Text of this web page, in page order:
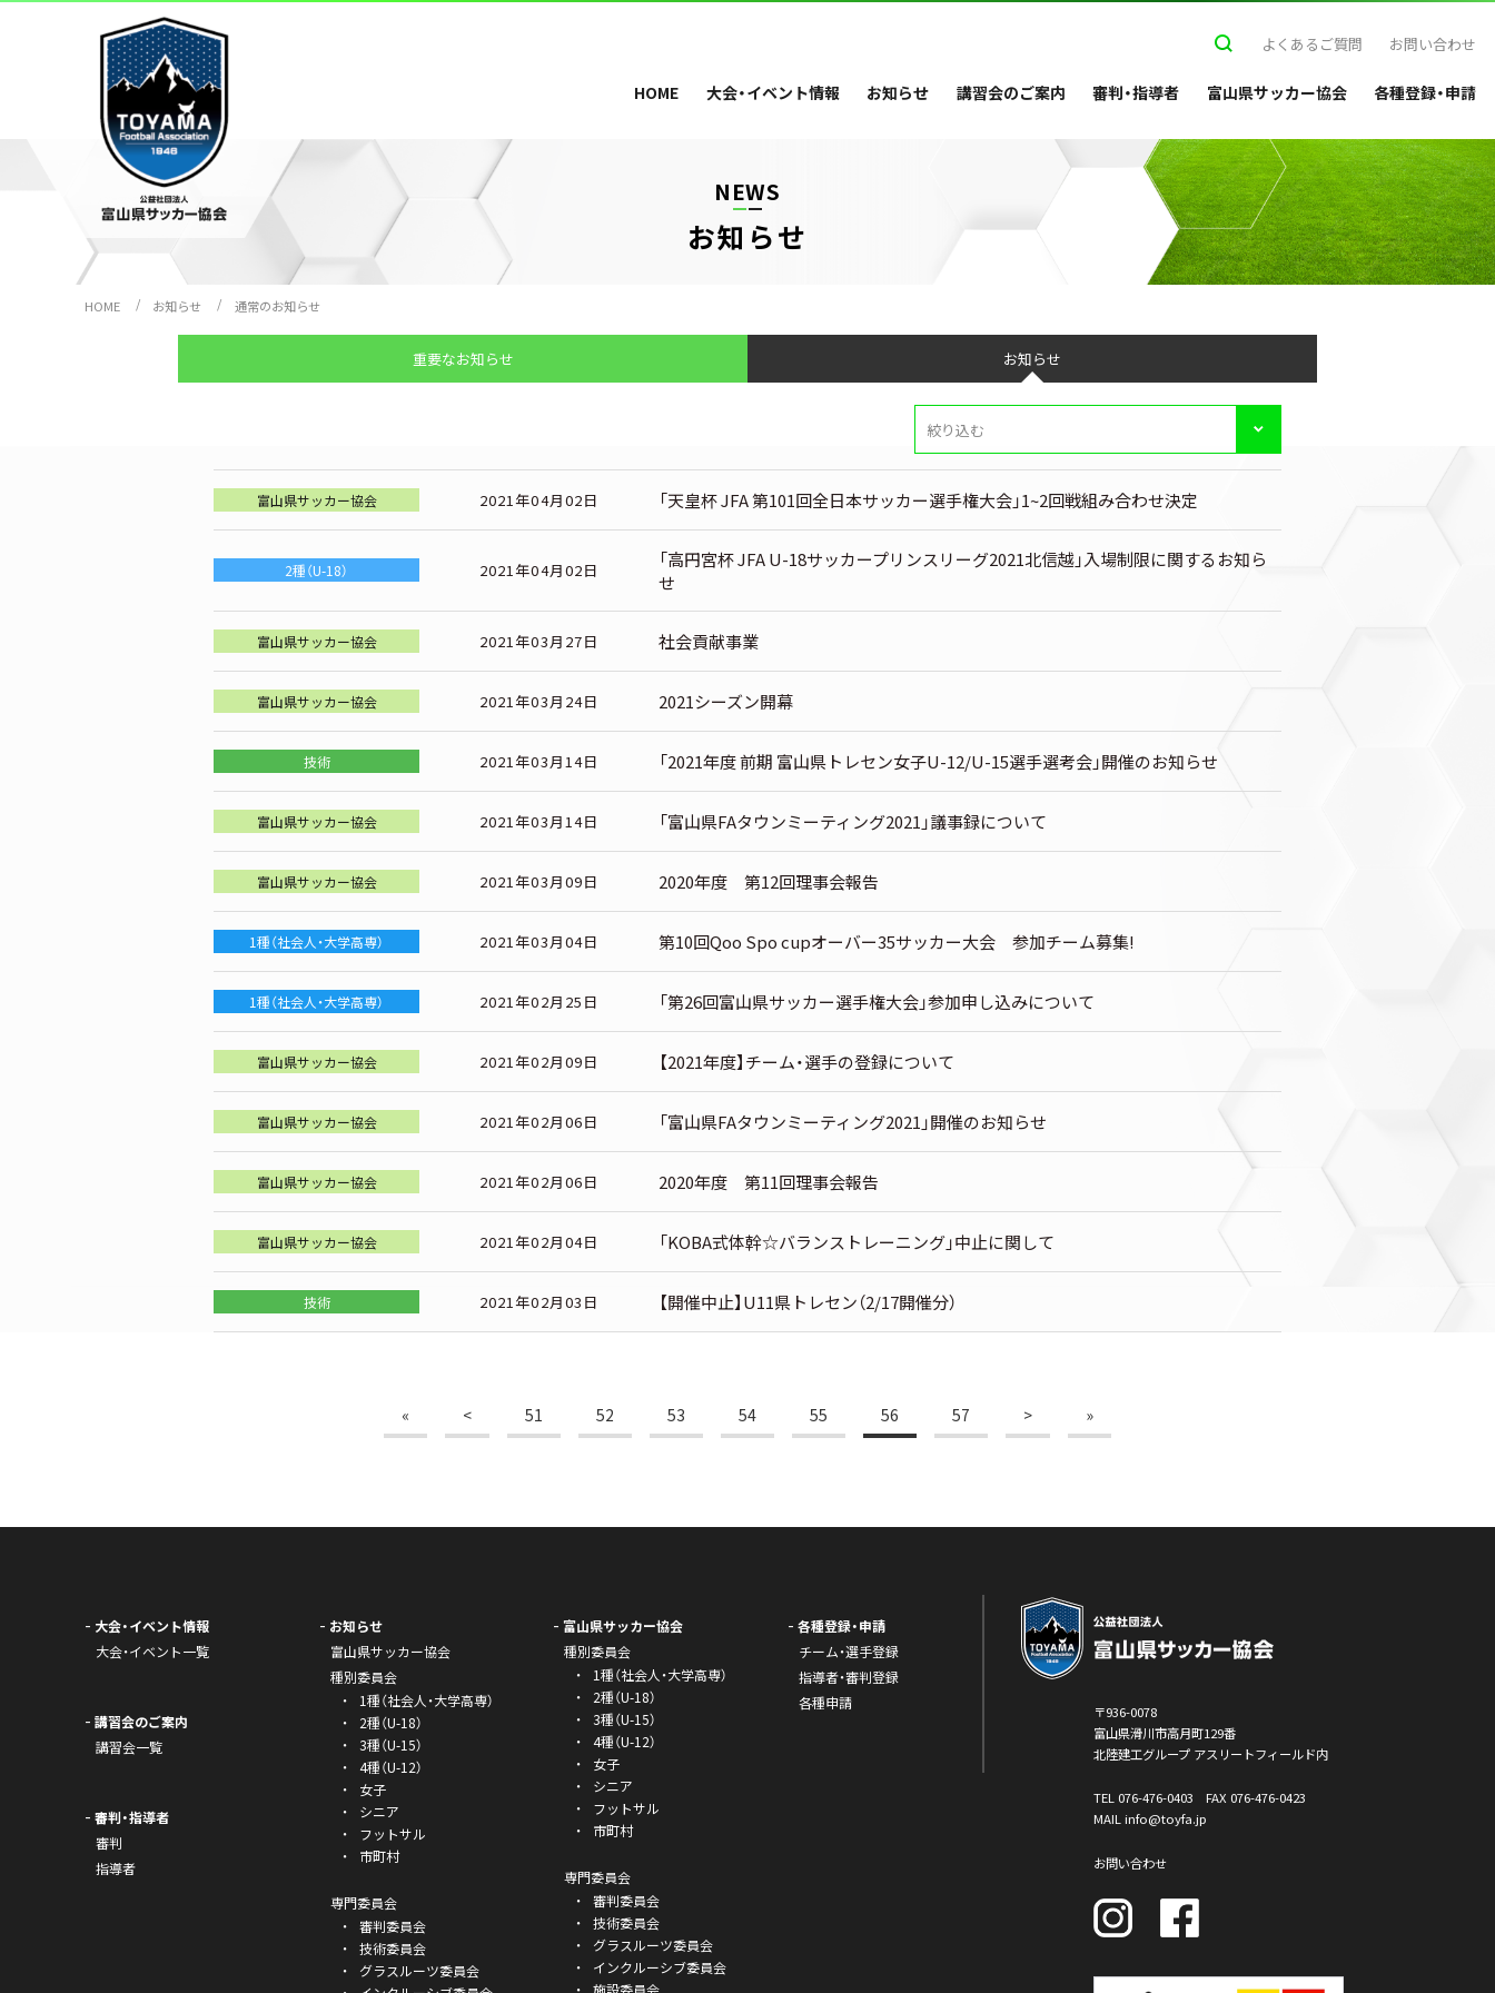
よくあるご質問 お問い合わせ
HOME 大会・イベント情報 お知らせ 講習会のご案内 審判・指導者 富山県サッカー協会 各種登録・申請
NEWS
お知らせ
HOME お知らせ 通常のお知らせ
重要なお知らせ お知らせ
富山県サッカー協会 「天皇杯 JFA 第101回全日本サッカー選手権大会」1~2回戦組み合わせ決定
2021年04月02日
2種（U-18）
「高円宮杯 JFA U-18サッカープリンスリーグ2021北信越」入場制限に関するお知ら
せ
2021年04月02日
富山県サッカー協会 社会貢献事業
2021年03月27日
富山県サッカー協会 2021シーズン開幕
2021年03月24日
技術 「2021年度 前期 富山県トレセン女子U-12/U-15選手選考会」開催のお知らせ
2021年03月14日
富山県サッカー協会 「富山県FAタウンミーティング2021」議事録について
2021年03月14日
富山県サッカー協会 2020年度 第12回理事会報告
2021年03月09日
1種（社会人・大学高専） 第10回Qoo Spo cupオーバー35サッカー大会 参加チーム募集!
2021年03月04日
1種（社会人・大学高専） 「第26回富山県サッカー選手権大会」参加申し込みについて
2021年02月25日
富山県サッカー協会 【2021年度】チーム・選手の登録について
2021年02月09日
富山県サッカー協会 「富山県FAタウンミーティング2021」開催のお知らせ
2021年02月06日
富山県サッカー協会 2020年度 第11回理事会報告
2021年02月06日
富山県サッカー協会 「KOBA式体幹☆バランストレーニング」中止に関して
2021年02月04日
技術 【開催中止】U11県トレセン（2/17開催分）
2021年02月03日
« < 51 52 53 54 55 56 57 > »
大会・イベント情報
大会・イベント一覧
講習会のご案内
講習会一覧
審判・指導者
審判
指導者
お知らせ
富山県サッカー協会
種別委員会
1種（社会人・大学高専）
2種（U-18）
3種（U-15）
4種（U-12）
女子
シニア
フットサル
市町村
専門委員会
審判委員会
技術委員会
グラスルーツ委員会
富山県サッカー協会
種別委員会
1種（社会人・大学高専）
2種（U-18）
3種（U-15）
4種（U-12）
女子
シニア
フットサル
市町村
専門委員会
審判委員会
技術委員会
グラスルーツ委員会
インクルーシブ委員会
施設委員会
各種登録・申請
チーム・選手登録
指導者・審判登録
各種申請
〒936-0078
富山県滑川市高月町129番
北陸建工グループ アスリートフィールド内
TEL 076-476-0403 FAX 076-476-0423
MAIL info@toyfa.jp
お問い合わせ